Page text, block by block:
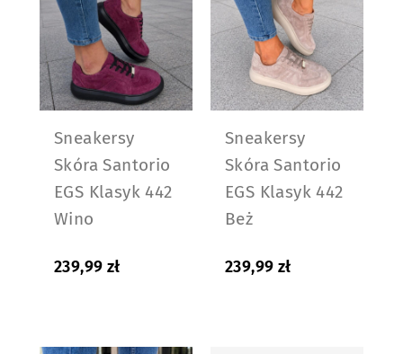
Sneakersy
Skóra Santorio
EGS Klasyk 442
Wino
239,99 zł
Sneakersy
Skóra Santorio
EGS Klasyk 442
Beż
239,99 zł